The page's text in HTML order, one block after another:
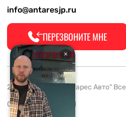
info@antaresjp.ru
ПЕРЕЗВОНИТЕ МНЕ
2008-2026 ООО "Антарес Авто"
ОГРН 1132537005061